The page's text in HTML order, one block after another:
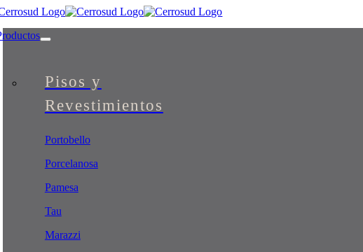
Skip
content
Pisos y
Revestimientos
Portobello
Porcelanosa
Pamesa
Tau
Marazzi